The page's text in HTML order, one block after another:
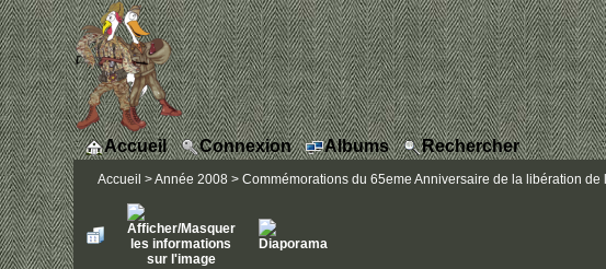
Accueil Connexion Albums Rechercher
Accueil >Année 2008 > Commémorations du 65eme Anniversaire de la libération